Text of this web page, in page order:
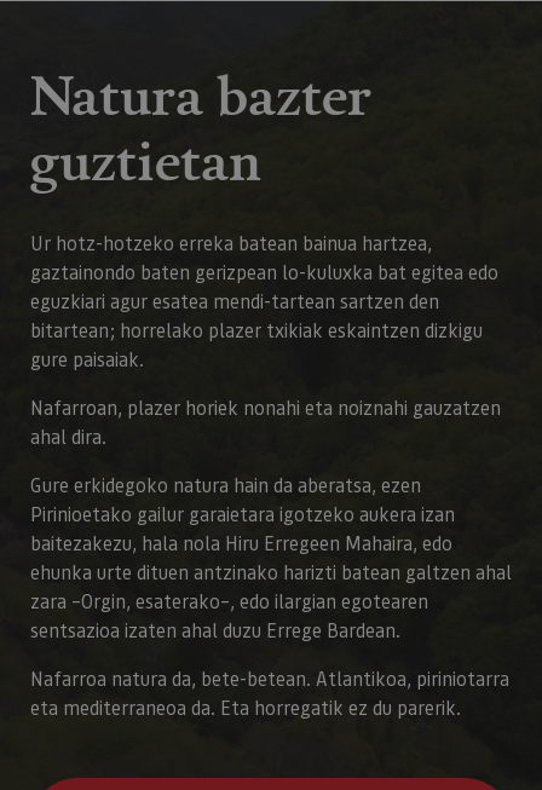
Natura bazter
guztietan
Ur hotz-hotzeko erreka batean bainua hartzea,
gaztainondo baten gerizpean lo-kuluxka bat egitea edo
eguzkiari agur esatea mendi-tartean sartzen den
bitartean; horrelako plazer txikiak eskaintzen dizkigu
gure paisaiak.
Nafarroan, plazer horiek nonahi eta noiznahi gauzatzen
ahal dira.
Gure erkidegoko natura hain da aberatsa, ezen
Pirinioetako gailur garaietara igotzeko aukera izan
baitezakezu, hala nola Hiru Erregeen Mahaira, edo
ehunka urte dituen antzinako harizti batean galtzen ahal
zara –Orgin, esaterako–, edo ilargian egotearen
sentsazioa izaten ahal duzu Errege Bardean.
Nafarroa natura da, bete-betean. Atlantikoa, piriniotarra
eta mediterraneoa da. Eta horregatik ez du parerik.